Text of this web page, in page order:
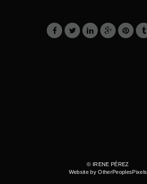
© IRENE PÉREZ
Website by OtherPeoplesPixels